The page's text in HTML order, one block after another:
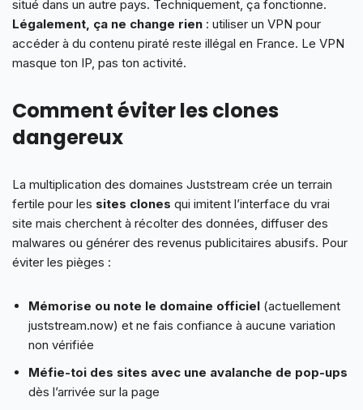
situé dans un autre pays. Techniquement, ça fonctionne.
Légalement, ça ne change rien : utiliser un VPN pour
accéder à du contenu piraté reste illégal en France. Le VPN
masque ton IP, pas ton activité.
Comment éviter les clones
dangereux
La multiplication des domaines Juststream crée un terrain
fertile pour les sites clones qui imitent l’interface du vrai
site mais cherchent à récolter des données, diffuser des
malwares ou générer des revenus publicitaires abusifs. Pour
éviter les pièges :
Mémorise ou note le domaine officiel (actuellement
juststream.now) et ne fais confiance à aucune variation
non vérifiée
Méfie-toi des sites avec une avalanche de pop-ups
dès l’arrivée sur la page